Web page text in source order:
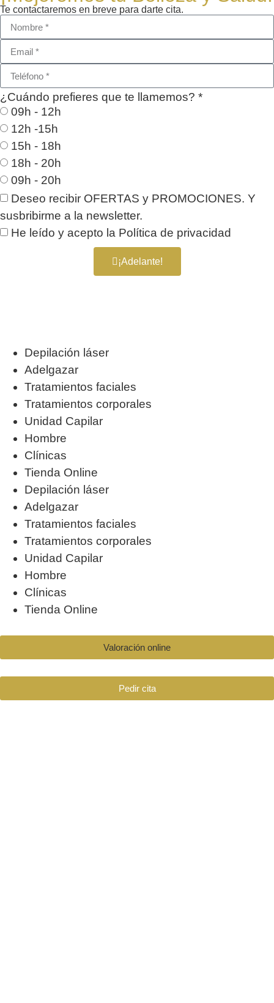
Te contactaremos en breve para darte cita.
¿Cuándo prefieres que te llamemos? *
09h - 12h
12h -15h
15h - 18h
18h - 20h
09h - 20h
Deseo recibir OFERTAS y PROMOCIONES. Y
susbribirme a la newsletter.
He leído y acepto la Política de privacidad
¡Adelante!
Depilación láser
Adelgazar
Tratamientos faciales
Tratamientos corporales
Unidad Capilar
Hombre
Clínicas
Tienda Online
Depilación láser
Adelgazar
Tratamientos faciales
Tratamientos corporales
Unidad Capilar
Hombre
Clínicas
Tienda Online
Valoración online
Pedir cita